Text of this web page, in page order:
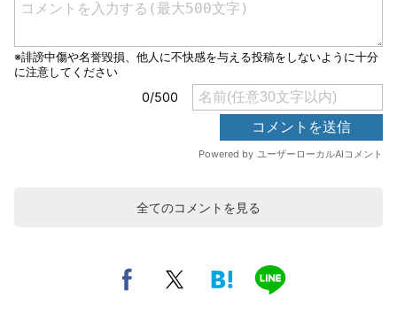
全てのコメントを見る